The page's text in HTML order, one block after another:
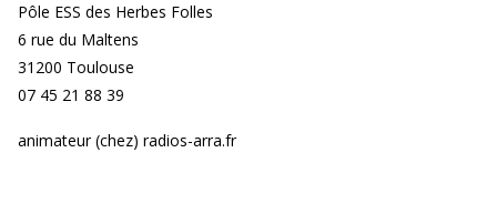
Pôle ESS des Herbes Folles
6 rue du Maltens
31200 Toulouse
07 45 21 88 39
animateur (chez) radios-arra.fr